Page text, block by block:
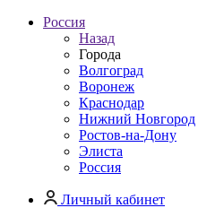
Россия
Назад
Города
Волгоград
Воронеж
Краснодар
Нижний Новгород
Ростов-на-Дону
Элиста
Россия
Личный кабинет